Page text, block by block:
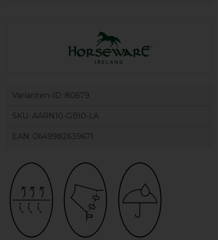
Varianten-ID: 80679
SKU: AARN10-GBI0-LA
EAN: 0649982639671